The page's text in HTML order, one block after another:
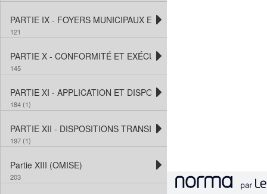
PARTIE IX - FOYERS MUNICIPAUX ET FOYERS DES PREMIÈRES
121
PARTIE X - CONFORMITÉ ET EXÉCUTION
145
PARTIE XI - APPLICATION ET DISPOSITIONS DIVERSES
184 (1)
PARTIE XII - DISPOSITIONS TRANSITOIRES
197 (1)
Partie XIII (OMISE)
203